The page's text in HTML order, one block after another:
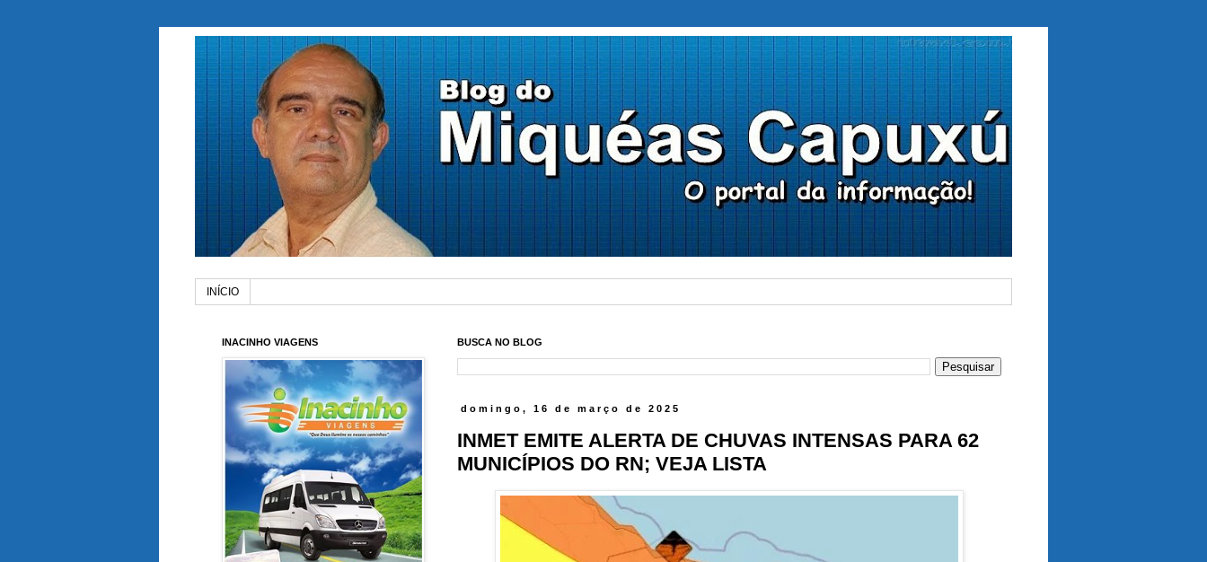
INÍCIO
BUSCA NO BLOG
domingo, 16 de março de 2025
INMET EMITE ALERTA DE CHUVAS INTENSAS PARA 62
MUNICÍPIOS DO RN; VEJA LISTA
INACINHO VIAGENS